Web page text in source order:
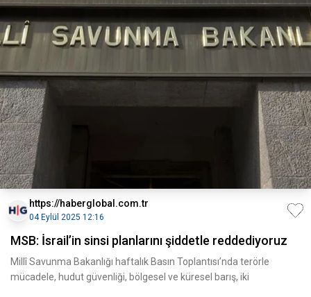
https://haberglobal.com.tr
04 Eylül 2025 12:16
MSB: İsrail’in sinsi planlarını şiddetle reddediyoruz
Millî Savunma Bakanlığı haftalık Basın Toplantısı’nda terörle
mücadele, hudut güvenliği, bölgesel ve küresel barış, iki